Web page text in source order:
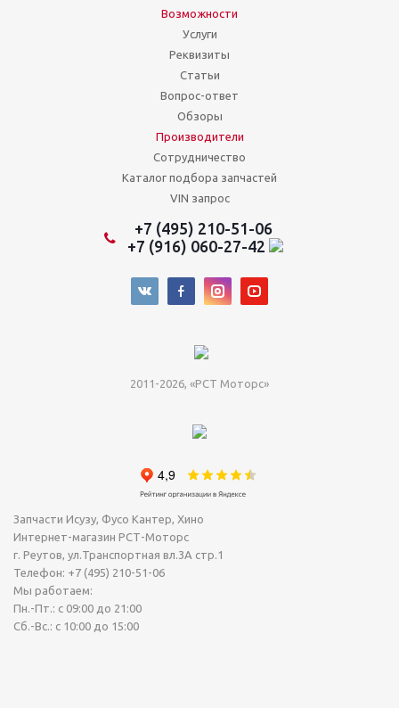
Возможности
Услуги
Реквизиты
Статьи
Вопрос-ответ
Обзоры
Производители
Сотрудничество
Каталог подбора запчастей
VIN запрос
+7 (495) 210-51-06
+7 (916) 060-27-42
2011-2026, «РСТ Моторс»
Запчасти Исузу, Фусо Кантер, Хино
Интернет-магазин РСТ-Моторс
г. Реутов, ул.Транспортная вл.3А стр.1
Телефон: +7 (495) 210-51-06
Мы работаем:
Пн.-Пт.: с 09:00 до 21:00
Сб.-Вс.: с 10:00 до 15:00